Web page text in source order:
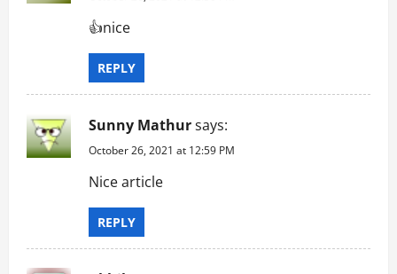
👍nice
REPLY
Sunny Mathursays:
October 26, 2021 at 12:59 PM
Nice article
REPLY